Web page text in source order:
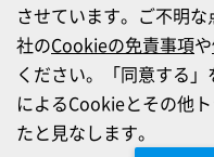
させています。ご不明
社のCookieの免責事項や
ください。「同意する
によるCookieとその他
たと見なします。